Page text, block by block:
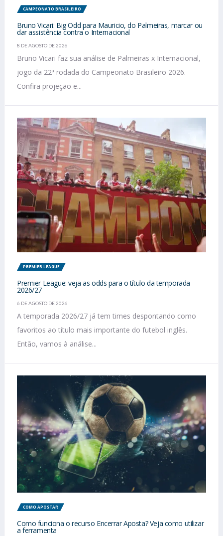
CAMPEONATO BRASILEIRO
Bruno Vicari: Big Odd para Mauricio, do Palmeiras, marcar ou
dar assistência contra o Internacional
8 DE AGOSTO DE 2026
Bruno Vicari faz sua análise de Palmeiras x Internacional,
jogo da 22ª rodada do Campeonato Brasileiro 2026.
Confira projeção e...
PREMIER LEAGUE
Premier League: veja as odds para o título da temporada
2026/27
6 DE AGOSTO DE 2026
A temporada 2026/27 já tem times despontando como
favoritos ao título mais importante do futebol inglês.
Então, vamos à análise...
COMO APOSTAR
Como funciona o recurso Encerrar Aposta? Veja como utilizar
a ferramenta